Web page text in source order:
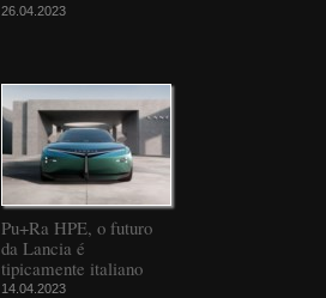
26.04.2023
Pu+Ra HPE, o futuro
da Lancia é
tipicamente italiano
14.04.2023